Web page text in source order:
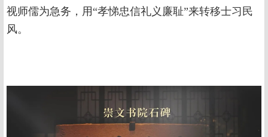
视师儒为急务，用“孝悌忠信礼义廉耻”来转移士习民
风。